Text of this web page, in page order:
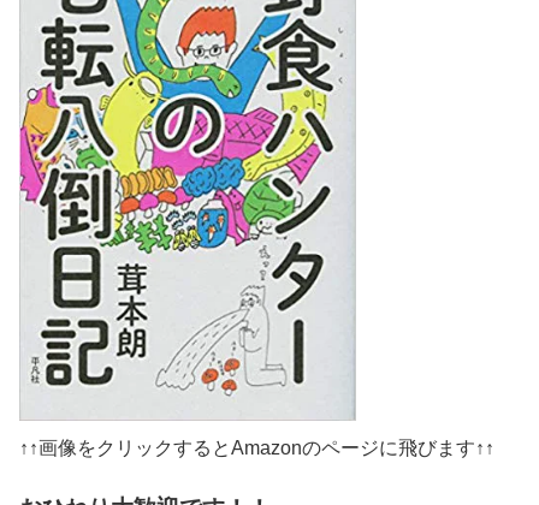
↑↑画像をクリックするとAmazonのページに飛びます↑↑